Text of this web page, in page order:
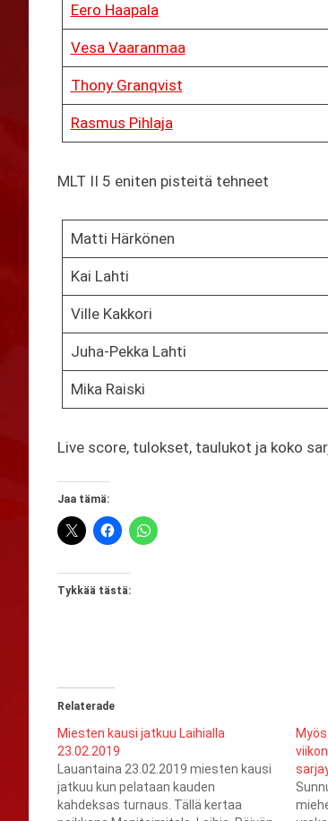
Eero Haapala
Vesa Vaaranmaa
Thony Granqvist
Rasmus Pihlaja
MLT II 5 eniten pisteitä tehneet
Matti Härkönen
Kai Lahti
Ville Kakkori
Juha-Pekka Lahti
Mika Raiski
Live score, tulokset, taulukot ja koko
Jaa tämä:
Tykkää tästä:
Relaterade
Miesten kausi jatkuu Laihialla
23.02.2019
Lauantaina 23.02.2019 miesten kausi
jatkuu kun pelataan kauden
kahdeksas turnaus. Tällä kertaa